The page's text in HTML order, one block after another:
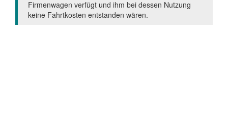
Firmenwagen verfügt und ihm bei dessen Nutzung
keine Fahrtkosten entstanden wären.